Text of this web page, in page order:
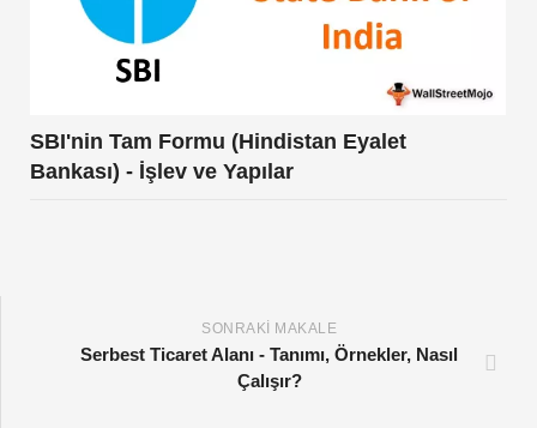
SBI'nin Tam Formu (Hindistan Eyalet
Bankası) - İşlev ve Yapılar
SONRAKI MAKALE
Serbest Ticaret Alanı - Tanımı, Örnekler, Nasıl
Çalışır?